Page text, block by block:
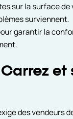
sur la surface de
surviennent.
garantir la
et
des vendeurs